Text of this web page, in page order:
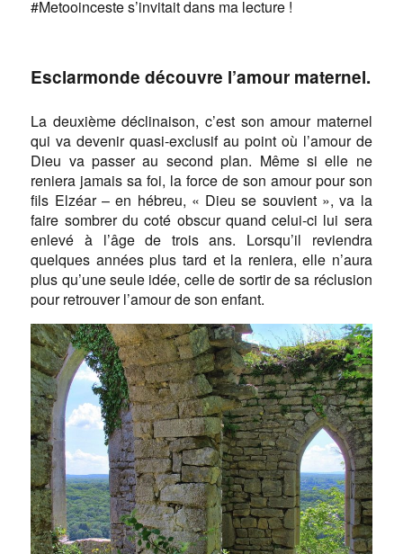
#Metooinceste s’invitait dans ma lecture !
Esclarmonde découvre l’amour maternel.
La deuxième déclinaison, c’est son amour maternel
qui va devenir quasi-exclusif au point où l’amour de
Dieu va passer au second plan. Même si elle ne
reniera jamais sa foi, la force de son amour pour son
fils Elzéar – en hébreu, « Dieu se souvient », va la
faire sombrer du coté obscur quand celui-ci lui sera
enlevé à l’âge de trois ans. Lorsqu’il reviendra
quelques années plus tard et la reniera, elle n’aura
plus qu’une seule idée, celle de sortir de sa réclusion
pour retrouver l’amour de son enfant.